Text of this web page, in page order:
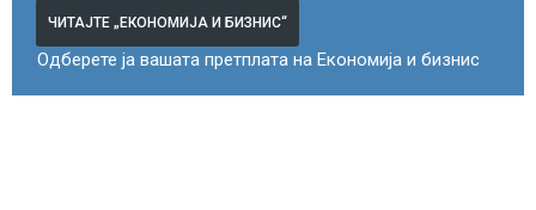
ЧИТАЈТЕ „ЕКОНОМИЈА И БИЗНИС“
Одберете ја вашата претплата на Економија и бизнис